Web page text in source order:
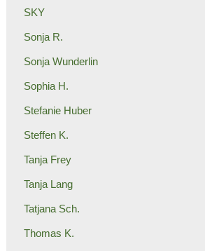
SKY
Sonja R.
Sonja Wunderlin
Sophia H.
Stefanie Huber
Steffen K.
Tanja Frey
Tanja Lang
Tatjana Sch.
Thomas K.